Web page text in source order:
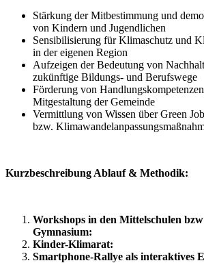
Stärkung der Mitbestimmung und
von Kindern und Jugendlichen
Sensibilisierung für Klimaschutz und
in der eigenen Region
Aufzeigen der Bedeutung von
zukünftige Bildungs- und Berufswege
Förderung von
Mitgestaltung der Gemeinde
Vermittlung von Wissen über Green
bzw.
Kurzbeschreibung Ablauf & Methodik:
Workshops in den Mittelschulen
Gymnasium:
Kinder-Klimarat:
Smartphone-Rallye als interaktives